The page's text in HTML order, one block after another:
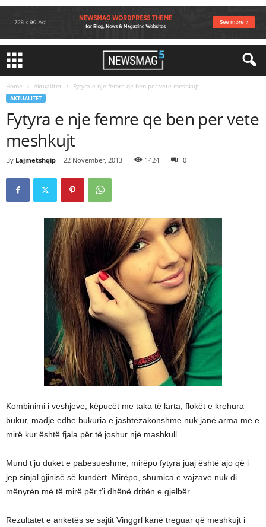
Home Aktualitet Fytyra e nje femre qe ben per vete meshkujt
AKTUALITET
Fytyra e nje femre qe ben per vete
meshkujt
By Lajmetshqip - 22 November, 2013 1424 0
Kombinimi i veshjeve, këpucët me taka të larta, flokët e krehura
bukur, madje edhe bukuria e jashtëzakonshme nuk janë arma më e
mirë kur është fjala për të joshur një mashkull.
Mund t’ju duket e pabesueshme, mirëpo fytyra juaj është ajo që i
jep sinjal gjinisë së kundërt. Mirëpo, shumica e vajzave nuk di
mënyrën më të mirë për t’i dhënë dritën e gjelbër.
Rezultatet e anketës së sajtit Vinggrl kanë treguar që meshkujt i